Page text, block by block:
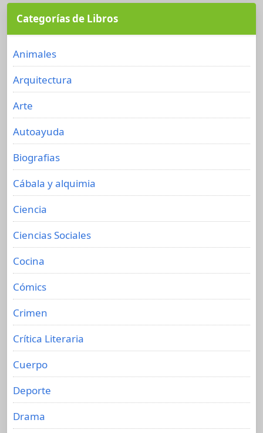
Categorías de Libros
Animales
Arquitectura
Arte
Autoayuda
Biografias
Cábala y alquimia
Ciencia
Ciencias Sociales
Cocina
Cómics
Crimen
Crítica Literaria
Cuerpo
Deporte
Drama